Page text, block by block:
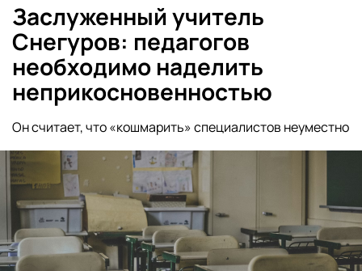
Заслуженный учитель
Снегуров: педагогов
необходимо наделить
неприкосновенностью
Он считает, что «кошмарить» специалистов неуместно